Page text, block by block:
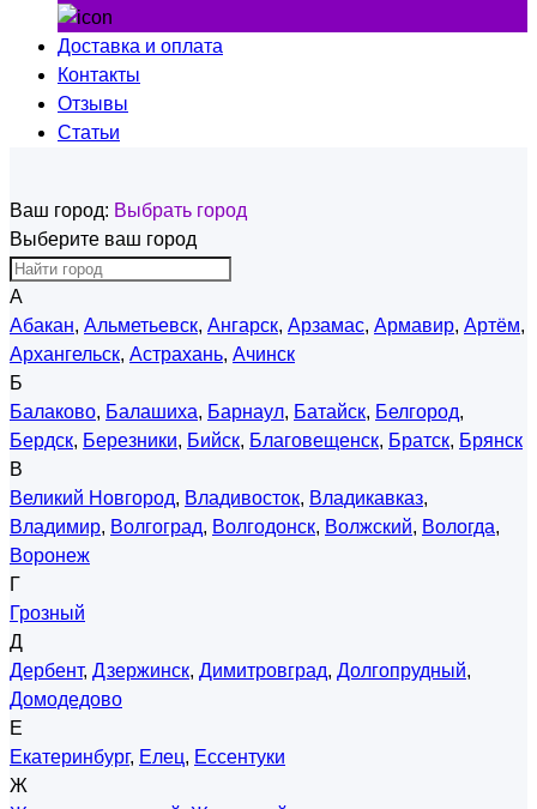
Доставка и оплата
Контакты
Отзывы
Статьи
Ваш город: Выбрать город
Выберите ваш город
А
Абакан, Альметьевск, Ангарск, Арзамас, Армавир, Артём,
Архангельск, Астрахань, Ачинск
Б
Балаково, Балашиха, Барнаул, Батайск, Белгород,
Бердск, Березники, Бийск, Благовещенск, Братск, Брянск
В
Великий Новгород, Владивосток, Владикавказ,
Владимир, Волгоград, Волгодонск, Волжский, Вологда,
Воронеж
Г
Грозный
Д
Дербент, Дзержинск, Димитровград, Долгопрудный,
Домодедово
Е
Екатеринбург, Елец, Ессентуки
Ж